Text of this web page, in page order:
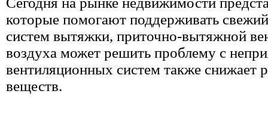
которые помогают поддерживать
систем вытяжки, приточно-вытяжной
воздуха может решить проблему с
вентиляционных систем также снижает
веществ.